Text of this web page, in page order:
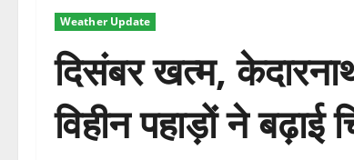
Weather Update
दिसंबर खत्म,
विहीन पहाड़ों ने बढ़ाई